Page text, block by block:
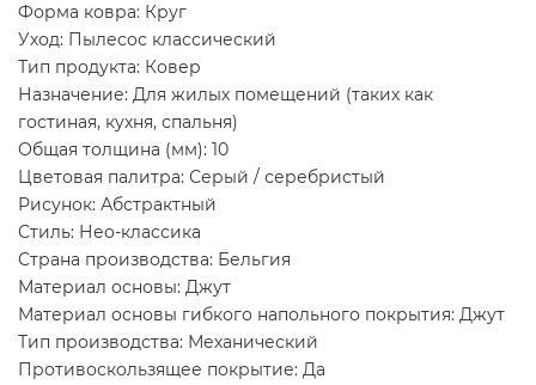
Форма ковра: Круг
Уход: Пылесос классический
Тип продукта: Ковер
Назначение: Для жилых помещений (таких как
гостиная, кухня, спальня)
Общая толщина (мм): 10
Цветовая палитра: Серый / серебристый
Рисунок: Абстрактный
Стиль: Нео-классика
Страна производства: Бельгия
Материал основы: Джут
Материал основы гибкого напольного покрытия: Джут
Тип производства: Механический
Противоскользящее покрытие: Да